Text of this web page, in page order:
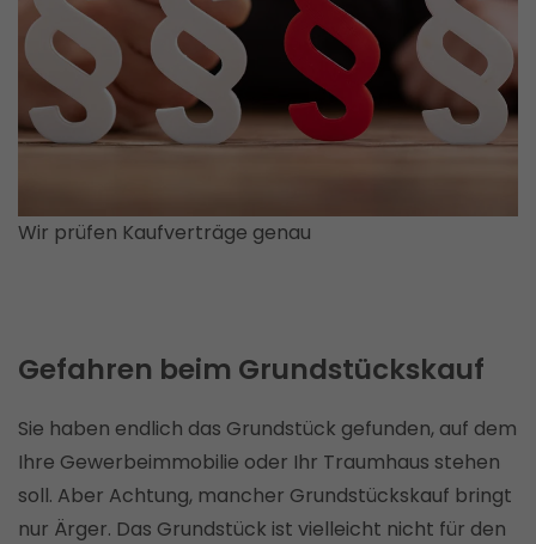
Wir prüfen Kaufverträge genau
Gefahren beim Grundstückskauf
Sie haben endlich das Grundstück gefunden, auf dem
Ihre Gewerbeimmobilie oder Ihr Traumhaus stehen
soll. Aber Achtung, mancher Grundstückskauf bringt
nur Ärger. Das Grundstück ist vielleicht nicht für den